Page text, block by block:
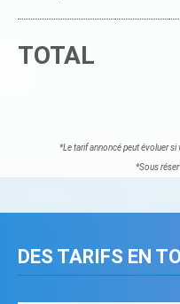
TOTAL
*Le tarif annoncé peut évoluer
*Sous
DES TARIFS EN